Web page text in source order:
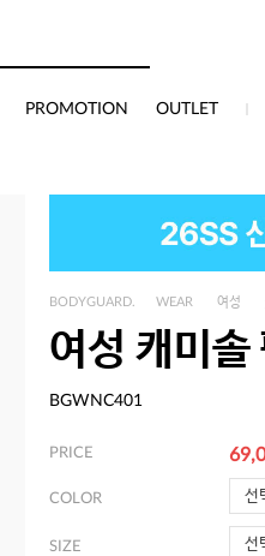
PROMOTION OUTLET
BODYGUARD. WEAR 여성
여성 캐미솔
BGWNC401
PRICE
COLOR 선
SIZE 선